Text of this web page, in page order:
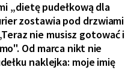
„dietę pudełkową dla
zostawia pod drzwiami
nie musisz gotować i
Od marca nikt nie
naklejka: moje imię